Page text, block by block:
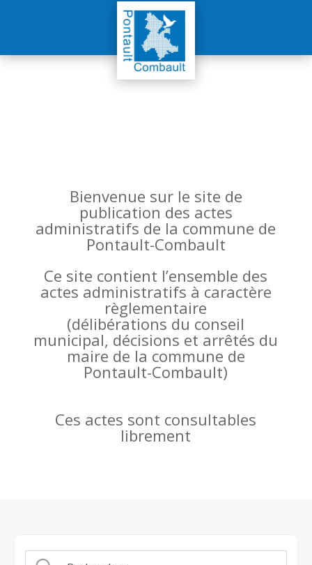
Bienvenue sur le site de
publication des actes
administratifs de la commune de
Pontault-Combault
Ce site contient l’ensemble des
actes administratifs à caractère
règlementaire
(délibérations du conseil
municipal, décisions et arrêtés du
maire de la commune de
Pontault-Combault)
Ces actes sont consultables
librement